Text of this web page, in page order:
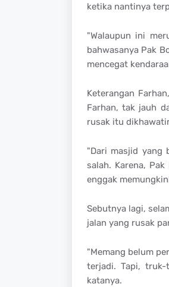
ketika nantinya
"Walaupun ini
bahwasanya Pak
mencegat
Keterangan
Farhan, tak jauh
rusak itu
"Dari masjid yang
salah. Karena,
enggak
Sebutnya lagi,
jalan yang rusak
"Memang belum
terjadi. Tapi,
katanya.